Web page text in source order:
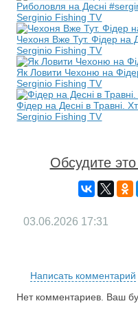
Риболовля на Десні
Serginio Fishing TV
Чехоня Вже Тут. Фідер на
Serginio Fishing TV
Як Ловити Чехоню на
Serginio Fishing TV
Фідер на Десні в Травні.
Serginio Fishing TV
Обсудите
03.06.2026 17:31
Написать комментарий
Нет комментариев. Ваш